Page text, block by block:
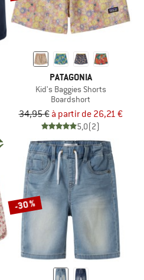
PATAGONIA
Kid's Baggies Shorts
Boardshort
34,95 € à partir de 26,21 €
5,0(2)
-30 %